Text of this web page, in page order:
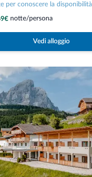
per conoscere la disponibilità
notte/persona
Vedi alloggio